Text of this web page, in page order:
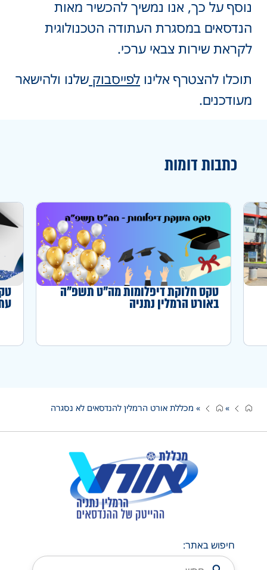
נוסף על כך, אנו נמשיך להכשיר מאות
הנדסאים במסגרת העתודה הטכנולוגית
לקראת שירות צבאי ערכי.
תוכלו להצטרף אלינו לפייסבוק שלנו ולהישאר
מעודכנים.
כתבות דומות
טקס חלוקת דיפלומות מה"ט תשפ"ה
באורט הרמלין נתניה
»
» מכללת אורט הרמלין להנדסאים לא נסגרה
חיפוש באתר: